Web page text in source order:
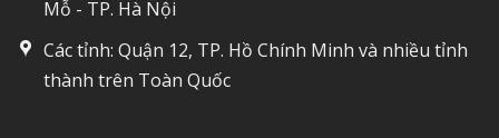
Mỗ - TP. Hà Nội
Các tỉnh: Quận 12, TP. Hồ Chính Minh và nhiều tỉnh
thành trên Toàn Quốc